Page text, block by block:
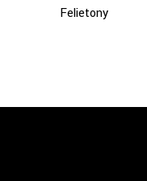
Felietony